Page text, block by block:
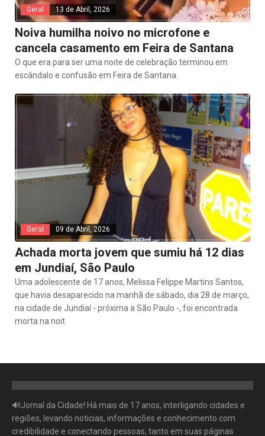
Geral 13 de Abril, 2026
Noiva humilha noivo no microfone e
cancela casamento em Feira de Santana
O que era para ser uma noite de celebração terminou em
escândalo e confusão em Feira de Santana.
Geral 09 de Abril, 2026
Achada morta jovem que sumiu há 12 dias
em Jundiaí, São Paulo
Uma adolescente de 17 anos, Melissa Felippe Martins Santos,
que havia desaparecido na manhã de sábado, dia 28 de março,
na cidade de Jundiaí - próxima a São Paulo -, foi encontrada
morta na noit
🔊Jornal da Cidade! Há mais de 17 anos, interligando cidades e
regiões, levando noticias, informações e conhecimento com
credibilidade e conectando pessoas, tanto em suas páginas